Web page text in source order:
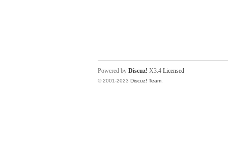
Powered by Discuz! X3.4 Licensed
© 2001-2023 Discuz! Team